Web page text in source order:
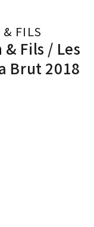
FILS
Fils / Les
Brut 2018